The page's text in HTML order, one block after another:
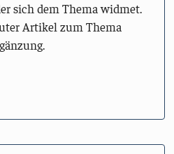
sich dem Thema widmet.
Artikel zum Thema